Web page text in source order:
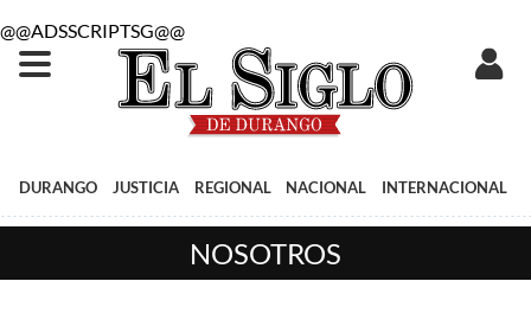
@@ADSSCRIPTSG@@
DURANGO JUSTICIA REGIONAL NACIONAL INTERNACIONAL
NOSOTROS